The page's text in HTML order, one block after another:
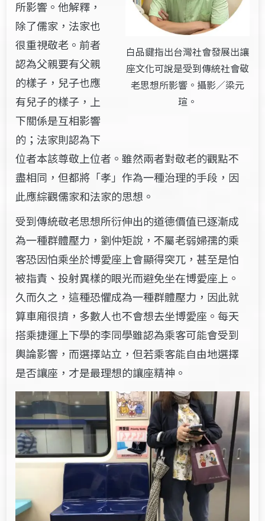
白品鍵指出台灣社會發展出讓
座文化可說是受到傳統社會敬
老思想所影響。攝影／梁元
瑄。
所影響。他解釋，
除了儒家，法家也
很重視敬老。前者
認為父親要有父親
的樣子，兒子也應
有兒子的樣子，上
下關係是互相影響
的；法家則認為下
位者本該尊敬上位者。雖然兩者對敬老的觀點不
盡相同，但都將「孝」作為一種治理的手段，因
此應綜觀儒家和法家的思想。
受到傳統敬老思想所衍伸出的道德價值已逐漸成
為一種群體壓力，劉仲矩說，不屬老弱婦孺的乘
客恐因怕乘坐於博愛座上會顯得突兀，甚至是怕
被指責、投射異樣的眼光而避免坐在博愛座上。
久而久之，這種恐懼成為一種群體壓力，因此就
算車廂很擠，多數人也不會想去坐博愛座。每天
搭乘捷運上下學的李同學雖認為乘客可能會受到
輿論影響，而選擇站立，但若乘客能自由地選擇
是否讓座，才是最理想的讓座精神。